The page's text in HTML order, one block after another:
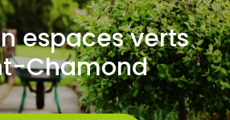
espaces verts
Chamond